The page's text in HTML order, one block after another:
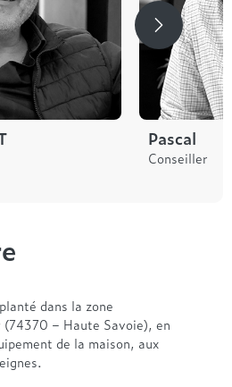
Pascal
Conseiller
dans la zone
(74370 – Haute Savoie), en
de la maison, aux